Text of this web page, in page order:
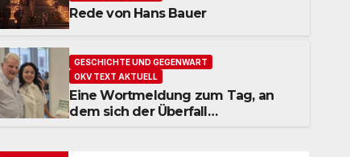
GESCHICHTE UND GEGENWART
Rede von Hans Bauer
13. JULI 2026
Rede von Hans Bauer
GESCHICHTE UND GEGENWART
OKV TEXT AKTUELL
Eine Wortmeldung zum Tag, an
dem sich der Überfall